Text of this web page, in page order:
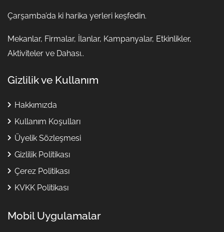
Çarşamba’da ki harika yerleri keşfedin.
Mekanlar, Firmalar, İlanlar, Kampanyalar, Etkinlikler,
Aktiviteler ve Dahası..
Gizlilik ve Kullanım
Hakkımızda
Kullanım Koşulları
Üyelik Sözleşmesi
Gizlilik Politikası
Çerez Politikası
KVKK Politikası
Mobil Uygulamalar